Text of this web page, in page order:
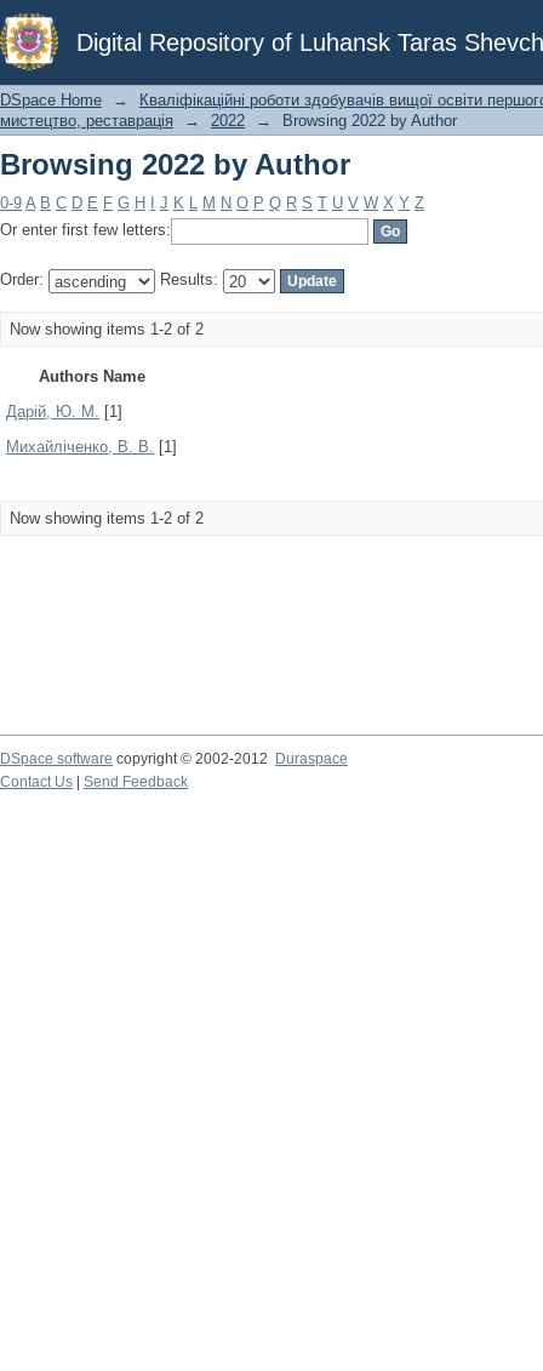
Digital Repository of Luhansk Taras
Browsing 2022 by Author
DSpace Home →
Кваліфікаційні роботи здобувачів вищої освіти
мистецтво, реставрація
→ 2022 → Browsing 2022 by Author
Browsing 2022 by Author
0-9 A B C D E F G H J K L M N O P Q R S T U V W X Y Z
Or enter first few letters:
Order: Results:
Now showing items 1-2 of 2
Authors Name
Дарій, Ю. М. [1]
Михайліченко, В. В. [1]
Now showing items 1-2 of 2
DSpace software copyright © 2002-2012
Duraspace
Contact Us
Send Feedback